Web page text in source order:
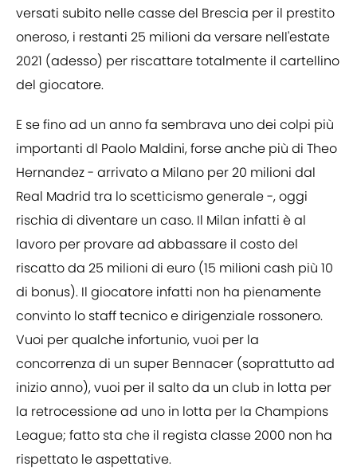
versati subito nelle casse del Brescia per il prestito
oneroso, i restanti 25 milioni da versare nell'estate
2021 (adesso) per riscattare totalmente il cartellino
del giocatore.
E se fino ad un anno fa sembrava uno dei colpi più
importanti dl Paolo Maldini, forse anche più di Theo
Hernandez - arrivato a Milano per 20 milioni dal
Real Madrid tra lo scetticismo generale -, oggi
rischia di diventare un caso. Il Milan infatti è al
lavoro per provare ad abbassare il costo del
riscatto da 25 milioni di euro (15 milioni cash più 10
di bonus). Il giocatore infatti non ha pienamente
convinto lo staff tecnico e dirigenziale rossonero.
Vuoi per qualche infortunio, vuoi per la
concorrenza di un super Bennacer (soprattutto ad
inizio anno), vuoi per il salto da un club in lotta per
la retrocessione ad uno in lotta per la Champions
League; fatto sta che il regista classe 2000 non ha
rispettato le aspettative.